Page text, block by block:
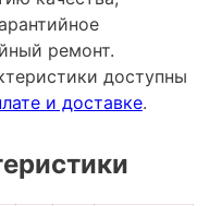
ремонт.
доступны
и доставке.